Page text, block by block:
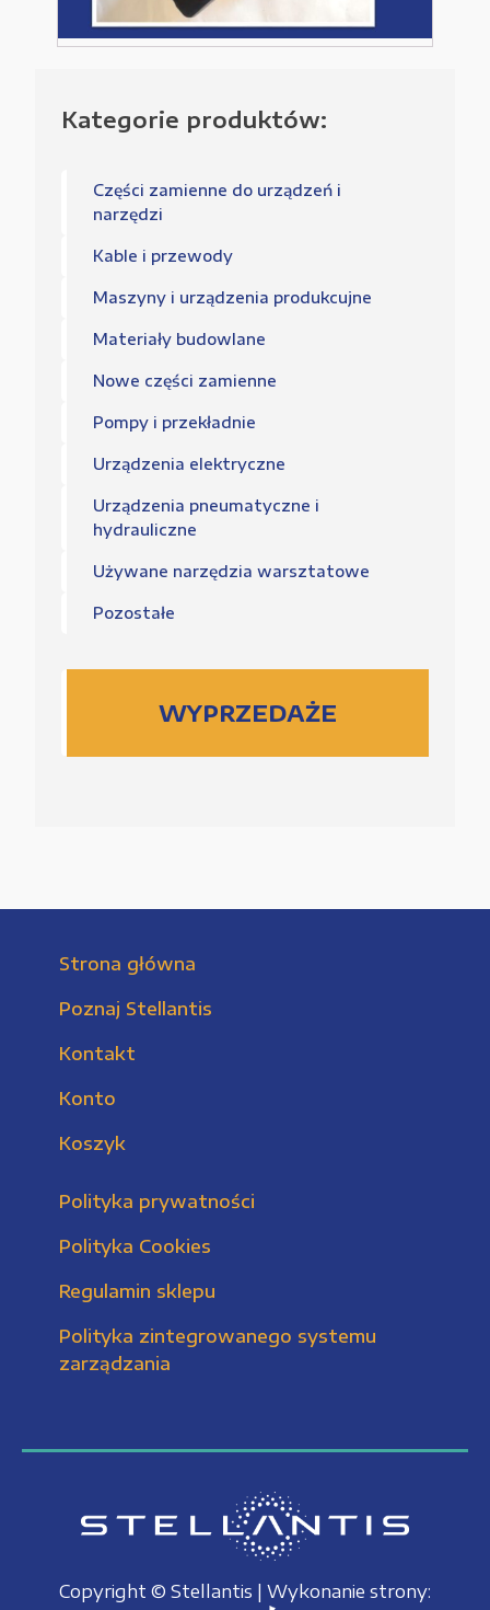
Kategorie produktów:
Części zamienne do urządzeń i
narzędzi
Kable i przewody
Maszyny i urządzenia produkcujne
Materiały budowlane
Nowe części zamienne
Pompy i przekładnie
Urządzenia elektryczne
Urządzenia pneumatyczne i
hydrauliczne
Używane narzędzia warsztatowe
Pozostałe
WYPRZEDAŻE
Strona główna
Poznaj Stellantis
Kontakt
Konto
Koszyk
Polityka prywatności
Polityka Cookies
Regulamin sklepu
Polityka zintegrowanego systemu
zarządzania
Copyright © Stellantis | Wykonanie strony: